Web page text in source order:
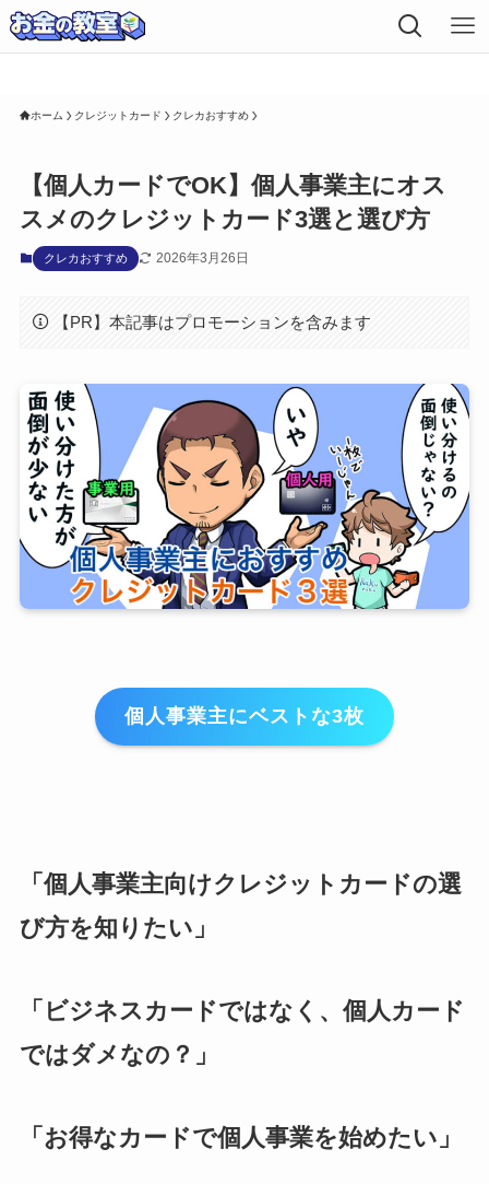
ホーム クレジットカード クレカおすすめ
【個人カードでOK】個人事業主にオス
スメのクレジットカード3選と選び方
クレカおすすめ 2026年3月26日
【PR】本記事はプロモーションを含みます
個人事業主にベストな3枚
「個人事業主向けクレジットカードの選
び方を知りたい」
「ビジネスカードではなく、個人カード
ではダメなの？」
「お得なカードで個人事業を始めたい」